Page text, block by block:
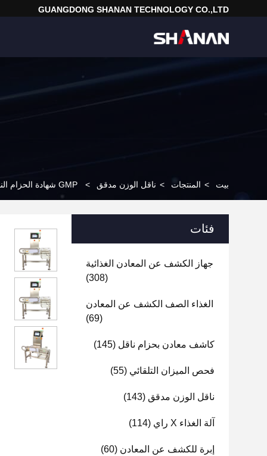
GUANGDONG SHANAN TECHNOLOGY CO.,LTD
بيت > المنتجات > ناقل الوزن مدقق > GMP شهادة الحزام الناقل عالية الدقة Checkweigher للكبسولة
فئات
جهاز الكشف عن المعادن الغذائية
(308)
الغذاء الصف الكشف عن المعادن
(69)
كاشف معادن بحزام ناقل (145)
فحص الميزان التلقائي (55)
ناقل الوزن مدقق (143)
آلة الغذاء X راي (114)
إبرة للكشف عن المعادن (60)